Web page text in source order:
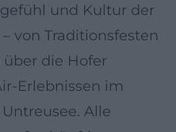
und Kultur der
von Traditionsfesten
die Hofer
Erlebnissen im
Alle